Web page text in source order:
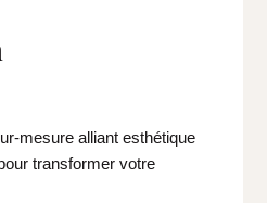
mesure alliant esthétique
transformer votre